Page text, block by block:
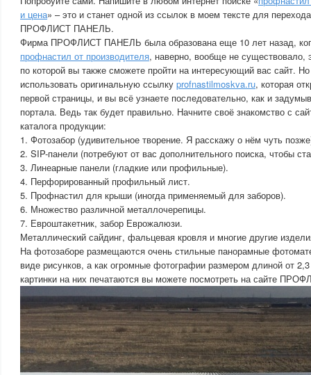
и цена» – это и станет одной из ссылок в моем тексте для
ПРОФЛИСТ ПАНЕЛЬ.
Фирма ПРОФЛИСТ ПАНЕЛЬ была образована еще 10 лет назад,
профнастил от производителя, наверно, вообще не существовало,
по которой вы также сможете пройти на интересующий вас сайт.
использовать оригинальную ссылку profnastilmoskva.ru, которая
первой страницы, и вы всё узнаете последовательно, как и
портала. Ведь так будет правильно. Начните своё знакомство
каталога продукции:
1. Фотозабор (удивительное творение. Я расскажу о нём чуть
2. SIP-панели (потребуют от вас дополнительного поиска, чтобы
3. Линеарные панели (гладкие или профильные).
4. Перфорированный профильный лист.
5. Профнастил для крыши (иногда применяемый для заборов).
6. Множество различной металлочерепицы.
7. Евроштакетник, забор Еврожалюзи.
Металлический сайдинг, фальцевая кровля и многие другие
На фотозаборе размещаются очень стильные панорамные
виде рисунков, а как огромные фотографии размером длиной от
картинки на них печатаются вы можете посмотреть на сайте